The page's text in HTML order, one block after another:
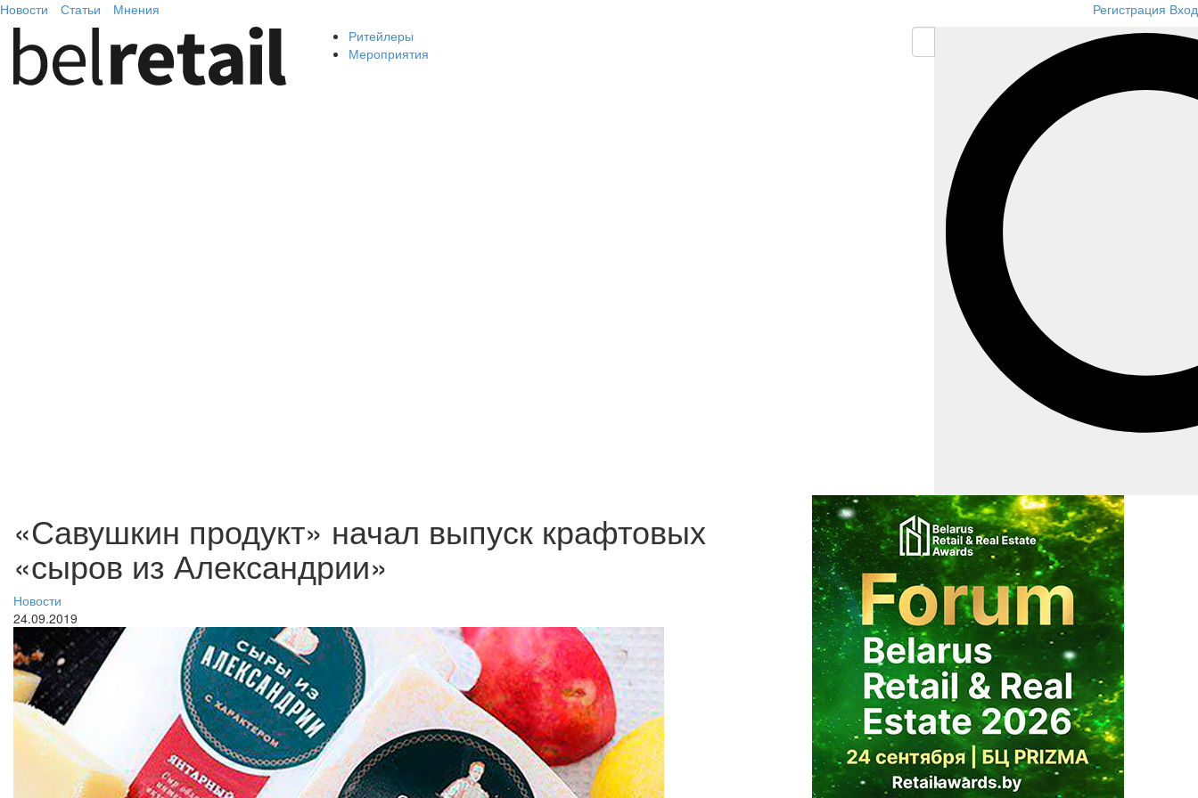
Новости Статьи Мнения Регистрация Вход
Ритейлеры
Мероприятия
«Савушкин продукт» начал выпуск крафтовых
«сыров из Александрии»
Новости
24.09.2019